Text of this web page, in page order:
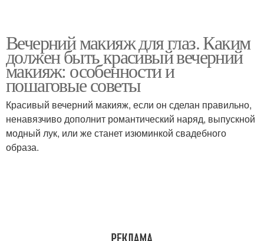
Вечерний макияж для глаз. Каким
должен быть красивый вечерний
макияж: особенности и
пошаговые советы
Красивый вечерний макияж, если он сделан правильно,
ненавязчиво дополнит романтический наряд, выпускной
модный лук, или же станет изюминкой свадебного
образа.